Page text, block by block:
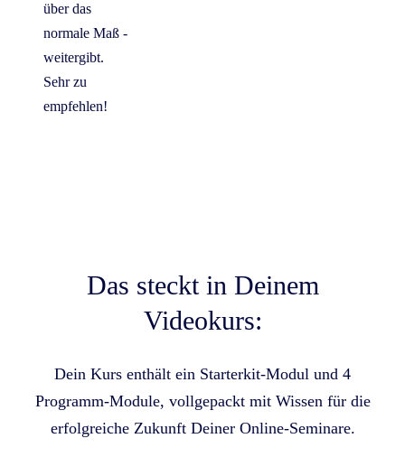
über das
normale Maß -
weitergibt.
Sehr zu
empfehlen!
Das steckt in Deinem
Videokurs:
Dein Kurs enthält ein Starterkit-Modul und 4
Programm-Module, vollgepackt mit Wissen für die
erfolgreiche Zukunft Deiner Online-Seminare.